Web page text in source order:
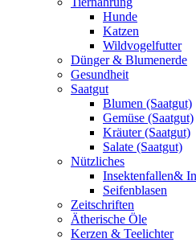
Hunde
Katzen
Wildvogelfutter
Dünger & Blumenerde
Gesundheit
Saatgut
Blumen (Saatgut)
Gemüse (Saatgut)
Kräuter (Saatgut)
Salate (Saatgut)
Nützliches
Insektenfallen&
Seifenblasen
Zeitschriften
Ätherische Öle
Kerzen & Teelichter